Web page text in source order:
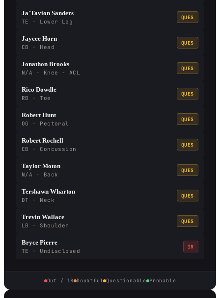
Ja'Tavion Sanders
TE · Lower Leg
QUES
Jaycee Horn
CB · Head
QUES
Jonathon Brooks
N/A · Knee - ACL
QUES
Rico Dowdle
RB · Toe
QUES
Robert Hunt
OG · Pectoral
QUES
Robert Rochell
CB · Concussion
QUES
Taylor Moton
N/A · Back
QUES
Tershawn Wharton
DT · Neck
QUES
Trevin Wallace
LB · Shoulder
QUES
Bryce Pierre
TE · Undisclosed
IR
Out / IR Doubtful Questionable Probable